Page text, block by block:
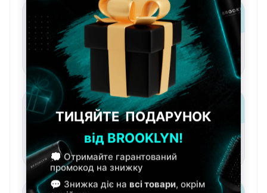
Для салону краси
Аромати, які допомагають створити відчуття
чистоти, комфорту та професійного сервісу.
Для подарунка
Стильний варіант для новосілля, свята, подяки,
компліменту або красивого жесту.